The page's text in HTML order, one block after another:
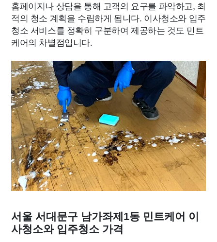
홈페이지나 상담을 통해 고객의 요구를 파악하고, 최
적의 청소 계획을 수립하게 됩니다. 이사청소와 입주
청소 서비스를 정확히 구분하여 제공하는 것도 민트
케어의 차별점입니다.
서울 서대문구 남가좌제1동 민트케어 이
사청소와 입주청소 가격